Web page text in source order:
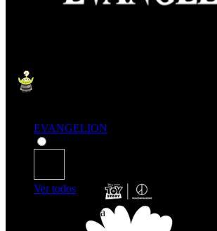
EVANGELION
Ver todos
Comprar por categoría